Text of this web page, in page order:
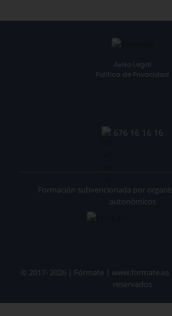
Aviso Legal
Política de Privacidad
676 16 16 16
© 2017- 2026 | Fórmate | www.formate.es
reservados
Formación subvencionada por
autonómicos